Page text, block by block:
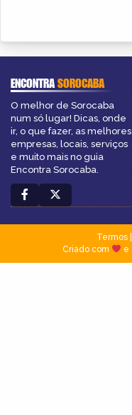
ENCONTRASOROCABA
O melhor de Sorocaba
num só lugar! Dicas, onde
ir, o que fazer, as melhores
empresas, locais, serviços
e muito mais no guia
Encontra Sorocaba.
Termos|
Criado com
e